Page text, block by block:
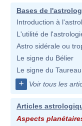
Bases de
Introduction à
L'utilité de
Astro sidérale ou
Le signe du Bélier
Le signe du Taureau
+ Voir tous les
Articles
Aspects